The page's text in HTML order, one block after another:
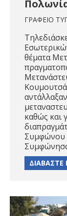
ΓΡΑΦΕΙΟ
θέματα
καθώς και
Συμφώνου
ΔΙΑΒΑΣΤΕ